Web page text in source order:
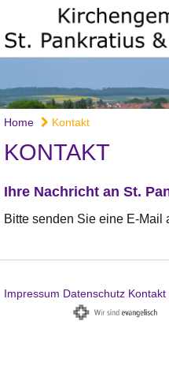
Home Kontakt
KONTAKT
Ihre Nachricht an St.
Bitte senden Sie eine E-Mail
Impressum Datenschutz Kontakt